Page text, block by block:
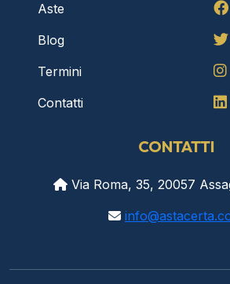
Aste
Blog
Termini
Contatti
CONTATTI
Via Roma, 35, 20057